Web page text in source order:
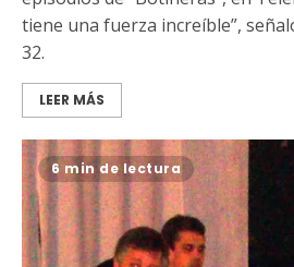
tiene una fuerza increíble”,
32.
LEER MÁS
6 min de lectura